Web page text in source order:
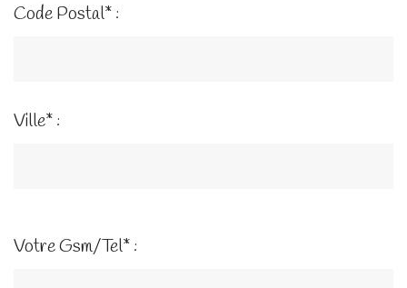
Code Postal* :
Ville* :
Votre Gsm/Tel* :